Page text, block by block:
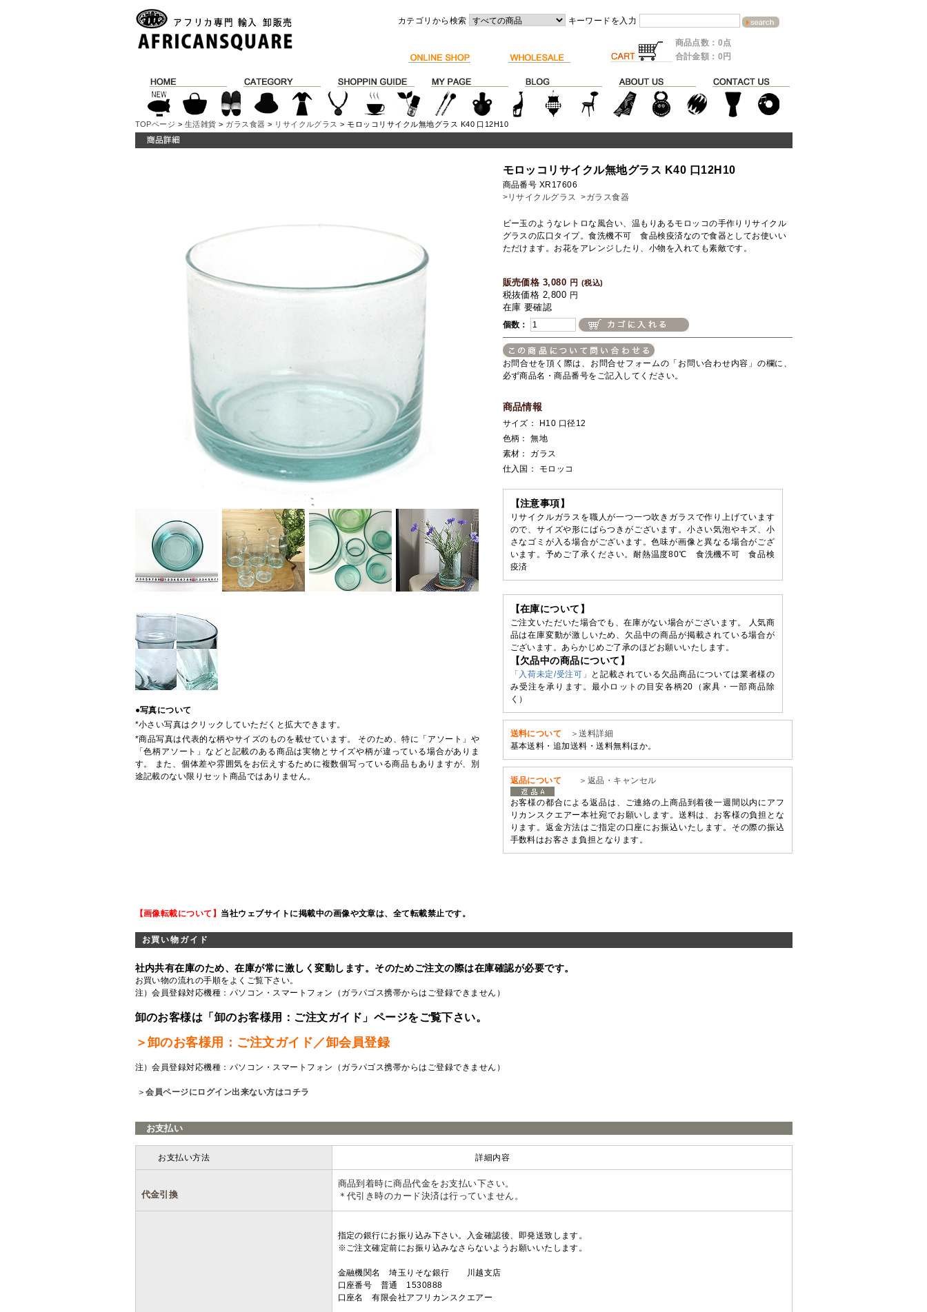
カテゴリから検索 キーワードを入力
商品点数：0点
合計金額：0円
TOPページ > 生活雑貨 > ガラス食器 > リサイクルグラス > モロッコリサイクル無地グラス K40 口12H10
●写真について
*小さい写真はクリックしていただくと拡大できます。
*商品写真は代表的な柄やサイズのものを載せています。 そのため、特に「アソート」や
「色柄アソート」などと記載のある商品は実物とサイズや柄が違っている場合がありま
す。 また、個体差や雰囲気をお伝えするために複数個写っている商品もありますが、別
途記載のない限りセット商品ではありません。
モロッコリサイクル無地グラス K40 口12H10
商品番号 XR17606
>リサイクルグラス >ガラス食器
ビー玉のようなレトロな風合い、温もりあるモロッコの手作りリサイクル
グラスの広口タイプ。食洗機不可 食品検疫済なので食器としてお使いい
ただけます。お花をアレンジしたり、小物を入れても素敵です。
販売価格 3,080 円 (税込)
税抜価格 2,800 円
在庫 要確認
個数：
お問合せを頂く際は、お問合せフォームの「お問い合わせ内容」の欄に、
必ず商品名・商品番号をご記入してください。
商品情報
サイズ： H10 口径12
色柄： 無地
素材： ガラス
仕入国： モロッコ
【注意事項】
リサイクルガラスを職人が一つ一つ吹きガラスで作り上げています
ので、サイズや形にばらつきがございます。小さい気泡やキズ、小
さなゴミが入る場合がございます。色味が画像と異なる場合がござ
います。予めご了承ください。耐熱温度80℃ 食洗機不可 食品検
疫済
【在庫について】
ご注文いただいた場合でも、在庫がない場合がございます。 人気商
品は在庫変動が激しいため、欠品中の商品が掲載されている場合が
ございます。あらかじめご了承のほどお願いいたします。
【欠品中の商品について】
「入荷未定/受注可」
と記載されている欠品商品については業者様の
み受注を承ります。最小ロットの目安各柄20（家具・一部商品除
く）
送料について
＞送料詳細
基本送料・追加送料・送料無料ほか。
返品について ＞返品・キャンセル
お客様の都合による返品は、ご連絡の上商品到着後一週間以内にアフ
リカンスクエアー本社宛でお願いします。送料は、お客様の負担とな
ります。返金方法はご指定の口座にお振込いたします。その際の振込
手数料はお客さま負担となります。
【画像転載について】 当社ウェブサイトに掲載中の画像や文章は、全て転載禁止です。
お買い物ガイド
社内共有在庫のため、在庫が常に激しく変動します。そのためご注文の際は在庫確認が必要です。
お買い物の流れの手順をよくご覧下さい。
注）会員登録対応機種：パソコン・スマートフォン（ガラパゴス携帯からはご登録できません）
卸のお客様は「卸のお客様用：ご注文ガイド」ページをご覧下さい。
＞卸のお客様用：ご注文ガイド／卸会員登録
注）会員登録対応機種：パソコン・スマートフォン（ガラパゴス携帯からはご登録できません）
＞会員ページにログイン出来ない方はコチラ
お支払い
お支払い方法 詳細内容
代金引換
商品到着時に商品代金をお支払い下さい。
＊代引き時のカード決済は行っていません。
指定の銀行にお振り込み下さい。入金確認後、即発送致します。
※ご注文確定前にお振り込みなさらないようお願いいたします。
金融機関名 埼玉りそな銀行 川越支店
口座番号 普通 1530888
口座名 有限会社アフリカンスクエアー